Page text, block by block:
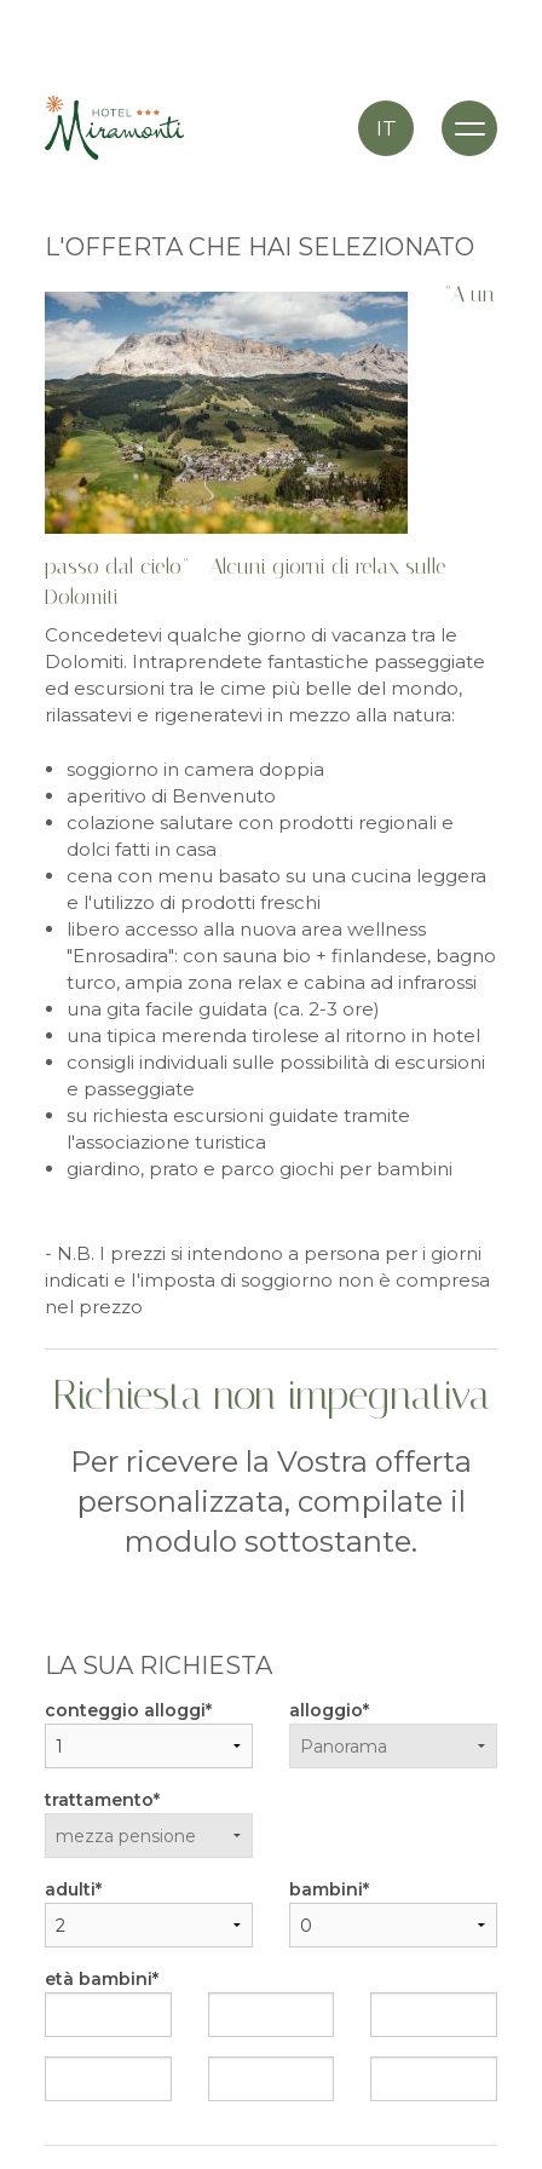
IT
L'OFFERTA CHE HAI SELEZIONATO
"A un
passo dal cielo" - Alcuni giorni di relax sulle
Dolomiti
Concedetevi qualche giorno di vacanza tra le
Dolomiti. Intraprendete fantastiche passeggiate
ed escursioni tra le cime più belle del mondo,
rilassatevi e rigeneratevi in mezzo alla natura:
soggiorno in camera doppia
aperitivo di Benvenuto
colazione salutare con prodotti regionali e
dolci fatti in casa
cena con menu basato su una cucina leggera
e l'utilizzo di prodotti freschi
libero accesso alla nuova area wellness
"Enrosadira": con sauna bio + finlandese, bagno
turco, ampia zona relax e cabina ad infrarossi
una gita facile guidata (ca. 2-3 ore)
una tipica merenda tirolese al ritorno in hotel
consigli individuali sulle possibilità di escursioni
e passeggiate
su richiesta escursioni guidate tramite
l'associazione turistica
giardino, prato e parco giochi per bambini
- N.B. I prezzi si intendono a persona per i giorni
indicati e I'imposta di soggiorno non è compresa
nel prezzo
Richiesta non impegnativa
Per ricevere la Vostra offerta
personalizzata, compilate il
modulo sottostante.
LA SUA RICHIESTA
conteggio alloggi alloggio
trattamento
adulti bambini
età bambini